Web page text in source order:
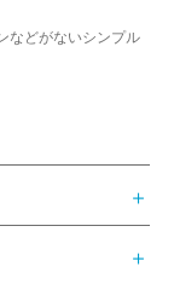
などがないシンプル